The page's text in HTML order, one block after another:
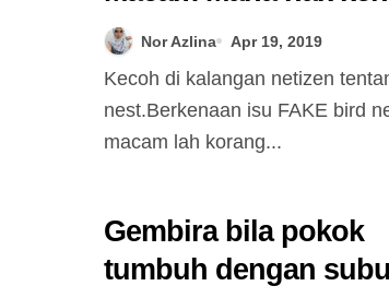
Nor Azlina Apr 19, 2019
Kecoh di kalangan netizen tentang bird
nest.Berkenaan isu FAKE bird
macam lah korang...
Gembira bila pokok
tumbuh dengan